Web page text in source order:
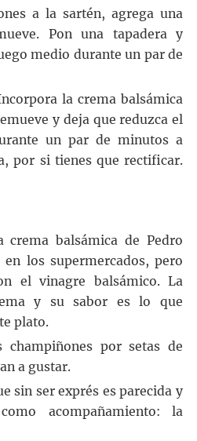
a la sartén, agrega una
Pon una tapadera y
medio durante un par de
la crema balsámica
y deja que reduzca el
un par de minutos a
por si tienes que rectificar.
crema balsámica de Pedro
los supermercados, pero
el vinagre balsámico. La
y su sabor es lo que
plato.
champiñones por setas de
a gustar.
sin ser exprés es parecida y
acompañamiento: la